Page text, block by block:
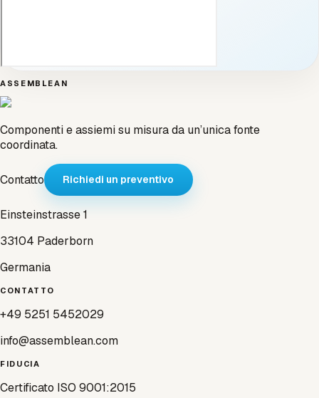
ASSEMBLEAN
Componenti e assiemi su misura da un’unica fonte
coordinata.
Contatto Richiedi un preventivo
Einsteinstrasse 1
33104 Paderborn
Germania
CONTATTO
+49 5251 5452029
info@assemblean.com
FIDUCIA
Certificato ISO 9001:2015